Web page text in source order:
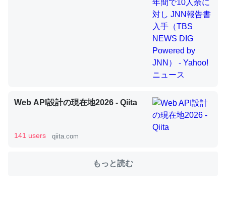
これを元に考えるとカルシウムを大量に使う脊椎動物と貝
類は苦労してるんだな…。腹足類だと殻を無くしてナメク
─ニュース :: 【研究発表】昆虫学の大問題＝「昆虫はなぜ海にいな
ウチもEchoを実家に置いて４年。でたまに覗いてる。ぼ
位置情報を共有してる。電池残量や充電中かが分かるので
これ見て生きてるなって分かる。
Web API設計の現在地2026 - Qiita
141 users qiita.com
もっと読む